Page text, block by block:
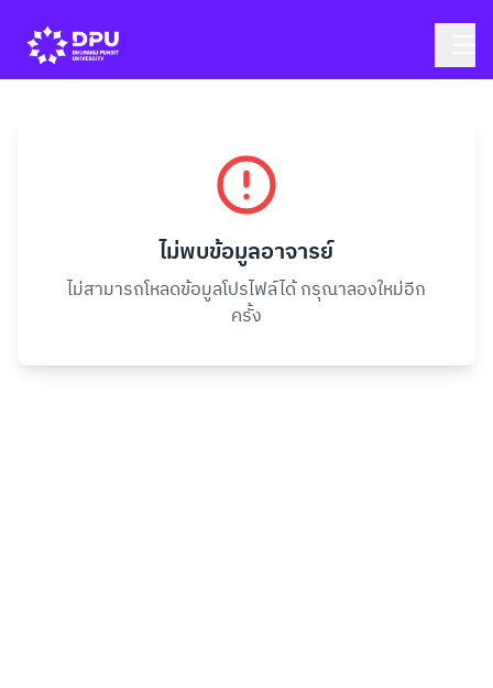
ไม่พบข้อมูลอาจารย์
ไม่สามารถโหลดข้อมูลโปรไฟล์ได้ กรุณาลองใหม่อีก
ครั้ง